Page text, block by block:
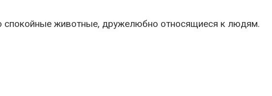
спокойные животные, дружелюбно относящиеся к людям.